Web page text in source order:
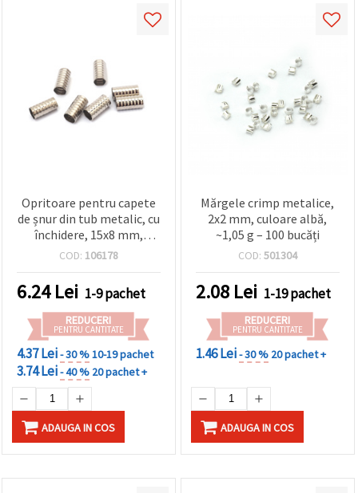
Opritoare pentru capete
de șnur din tub metalic, cu
închidere, 15x8 mm,
argintiu - set 20 bucăți
COD: 106178
6.24Lei 1-9 pachet
REDUCERI
PENTRU CANTITATE
4.37 Lei- 30 %10-19 pachet
3.74 Lei- 40 % 20 pachet +
ADAUGA IN COS
Mărgele crimp metalice,
2x2 mm, culoare albă,
~1,05 g – 100 bucăți
COD: 501304
2.08 Lei 1-19 pachet
REDUCERI
PENTRU CANTITATE
1.46 Lei- 30 % 20 pachet +
ADAUGA IN COS